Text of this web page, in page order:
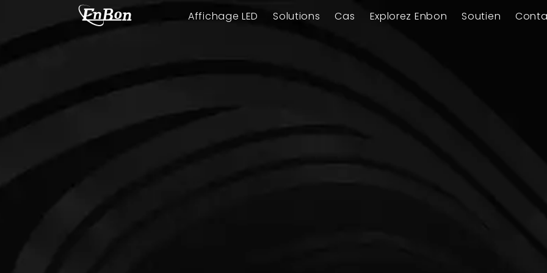
Affichage LED Solutions Cas Explorez Enbon Soutien